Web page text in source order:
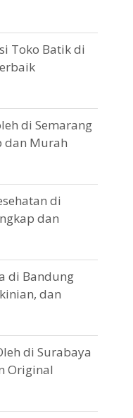
Toko Batik di
di Semarang
dan Murah
di
dan
di Bandung
dan
di Surabaya
Original